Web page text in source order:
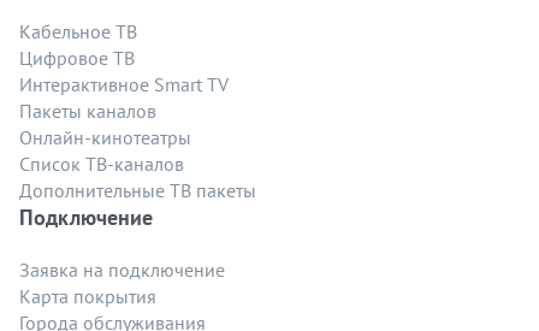
Кабельное ТВ
Цифровое ТВ
Интерактивное Smart TV
Пакеты каналов
Онлайн-кинотеатры
Список ТВ-каналов
Дополнительные ТВ пакеты
Подключение
Заявка на подключение
Карта покрытия
Города обслуживания